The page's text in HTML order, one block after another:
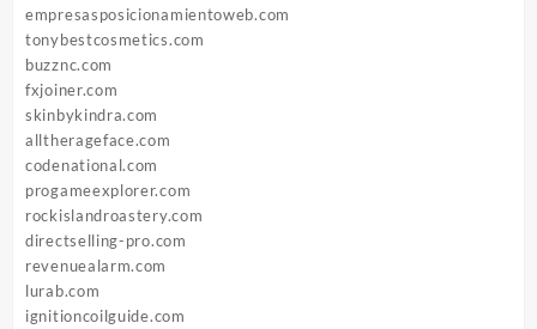
empresasposicionamientoweb.com
tonybestcosmetics.com
buzznc.com
fxjoiner.com
skinbykindra.com
alltherageface.com
codenational.com
progameexplorer.com
rockislandroastery.com
directselling-pro.com
revenuealarm.com
lurab.com
ignitioncoilguide.com